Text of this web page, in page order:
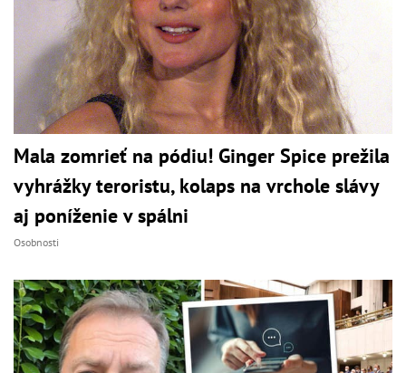
Mala zomrieť na pódiu! Ginger Spice prežila
vyhrážky teroristu, kolaps na vrchole slávy
aj poníženie v spálni
Osobnosti